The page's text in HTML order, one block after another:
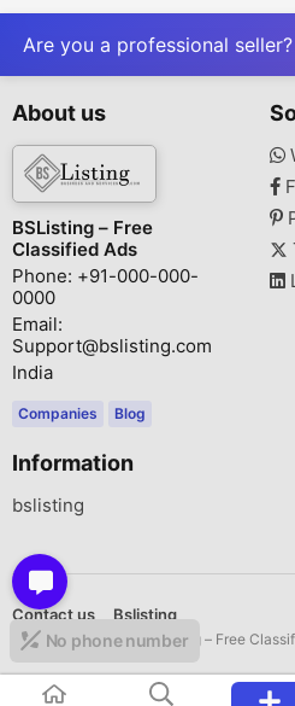
No phone number
Are you a professional seller?
About us
BSListing – Free
Classified Ads
Phone: +91-000-000-
0000
Email:
Support@bslisting.com
India
Companies Blog
Information
bslisting
Contact us Bslisting
Copyright © 2026 BSListing – Free